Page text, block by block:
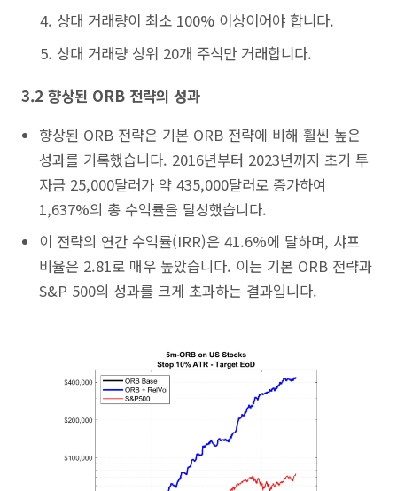
상대 거래량이 최소 100% 이상이어야 합니다.
상대 거래량 상위 20개 주식만 거래합니다.
3.2 향상된 ORB 전략의 성과
향상된 ORB 전략은 기본 ORB 전략에 비해 훨씬 높은
성과를 기록했습니다. 2016년부터 2023년까지 초기 투
자금 25,000달러가 약 435,000달러로 증가하여
1,637%의 총 수익률을 달성했습니다.
이 전략의 연간 수익률(IRR)은 41.6%에 달하며, 샤프
비율은 2.81로 매우 높았습니다. 이는 기본 ORB 전략과
S&P 500의 성과를 크게 초과하는 결과입니다.